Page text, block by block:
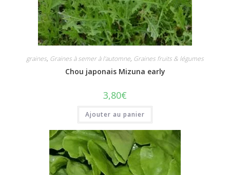
graines, Graines à semer à l'automne, Graines fruits & légumes
Chou japonais Mizuna early
3,80€
Ajouter au panier